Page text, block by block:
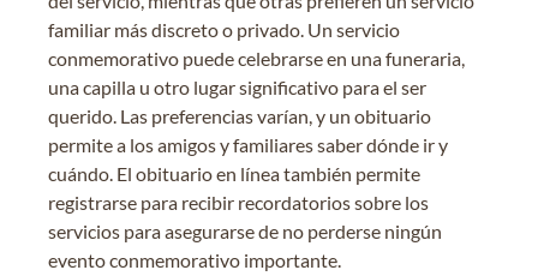
familiar más discreto o privado. Un servicio
conmemorativo puede celebrarse en una funeraria,
una capilla u otro lugar significativo para el ser
querido. Las preferencias varían, y un obituario
permite a los amigos y familiares saber dónde ir y
cuándo. El obituario en línea también permite
registrarse para recibir recordatorios sobre los
servicios para asegurarse de no perderse ningún
evento conmemorativo importante.